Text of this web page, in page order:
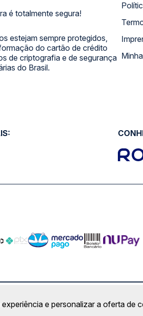
é totalmente segura!
estejam sempre protegidos,
do cartão de crédito
de criptografia e de segurança
do Brasil.
Centro Comercial
e personalizar a oferta